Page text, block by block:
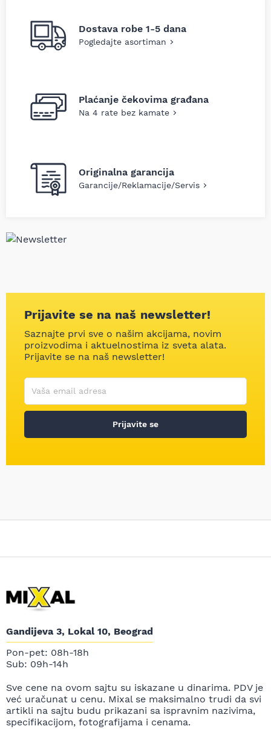
Dostava robe 1-5 dana
Pogledajte asortiman
Plaćanje čekovima građana
Na 4 rate bez kamate
Originalna garancija
Garancije/Reklamacije/Servis
Prijavite se na naš newsletter!
Saznajte prvi sve o našim akcijama, novim
proizvodima i aktuelnostima iz sveta alata.
Prijavite se na naš newsletter!
Korisničko ime
Vaša email adresa
Prijavite se
Gandijeva 3, Lokal 10, Beograd
Pon-pet: 08h-18h
Sub: 09h-14h
Sve cene na ovom sajtu su iskazane u dinarima. PDV je
već uračunat u cenu. Mixal se maksimalno trudi da svi
artikli na sajtu budu prikazani sa ispravnim nazivima,
specifikacijom, fotografijama i cenama.